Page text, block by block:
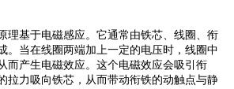
基于电磁感应。它通常由铁芯、线圈、衔
。当在线圈两端加上一定的电压时，线圈中
而产生电磁效应。这个电磁效应会吸引衔
拉力吸向铁芯，从而带动衔铁的动触点与静